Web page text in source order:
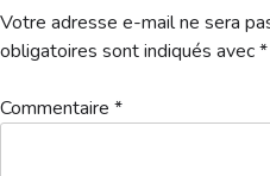
Votre adresse e-mail ne sera
obligatoires sont indiqués avec*
Commentaire *
Hébergement